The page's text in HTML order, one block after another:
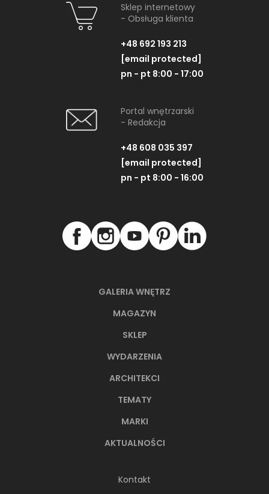
GALERIA WNĘTRZ
MAGAZYN
SKLEP
WYDARZENIA
ARCHITEKCI
TEMATY
MARKI
AKTUALNOŚCI
Kontakt
Sklep internetowy
- Obsługa klienta
+48 692 193 213
[email protected]
pn - pt 8:00 - 17:00
Portal wnętrzarski
- Redakcja
+48 608 035 397
[email protected]
pn - pt 8:00 - 16:00